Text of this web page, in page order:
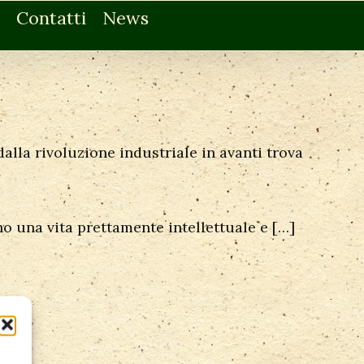
Contatti News
rivoluzione industriale in avanti trova
una vita prettamente intellettuale e[…]